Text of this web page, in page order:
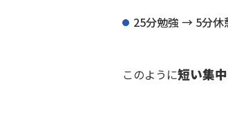
25分勉強 → 5分休
このように短い集